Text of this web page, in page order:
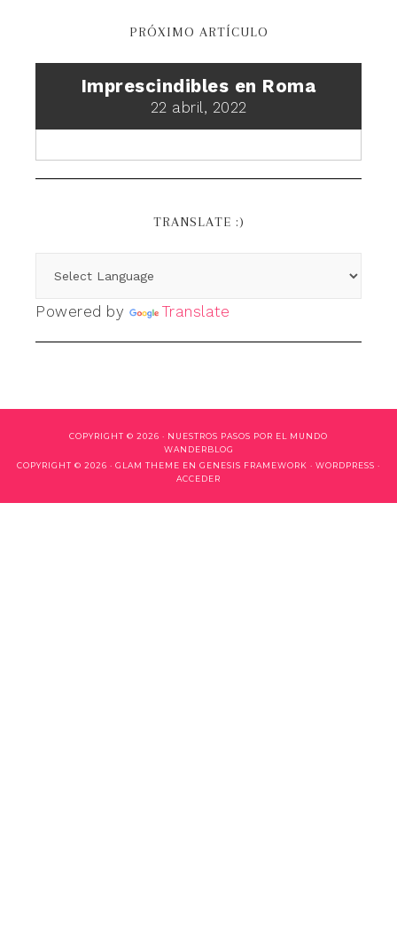
PRÓXIMO ARTÍCULO
Imprescindibles en Roma
22 abril, 2022
TRANSLATE :)
Powered by Translate
COPYRIGHT © 2026 · NUESTROS PASOS POR EL MUNDO
WANDERBLOG
COPYRIGHT © 2026 · GLAM THEME EN GENESIS FRAMEWORK · WORDPRESS ·
ACCEDER